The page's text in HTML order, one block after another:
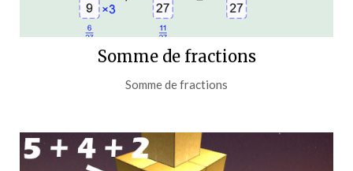
Somme de fractions
Somme de fractions